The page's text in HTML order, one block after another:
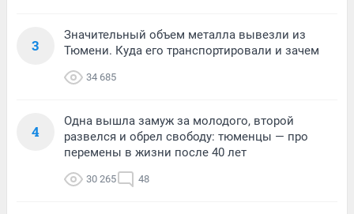
3
Значительный объем металла вывезли из
Тюмени. Куда его транспортировали и зачем
34 685
4
Одна вышла замуж за молодого, второй
развелся и обрел свободу: тюменцы — про
перемены в жизни после 40 лет
30 265 48